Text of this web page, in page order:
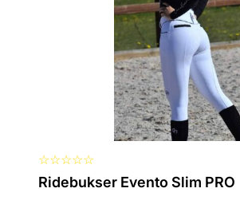
☆☆☆☆☆
Ridebukser Evento Slim PRO